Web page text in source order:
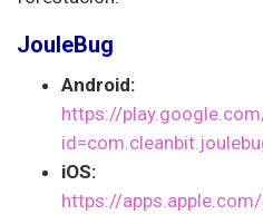
JouleBug
Android:
https://
iOS:
https://